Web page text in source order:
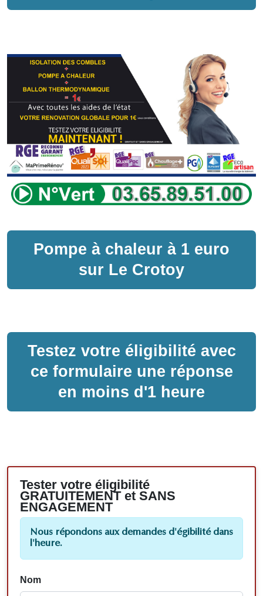
Pompe à chaleur à 1 euro
sur Le Crotoy
Testez votre éligibilité avec
ce formulaire une réponse
en moins d'1 heure
Tester votre éligibilité
GRATUITEMENT et SANS
ENGAGEMENT
Nous répondons aux demandes d'égibilité dans
l'heure.
Nom